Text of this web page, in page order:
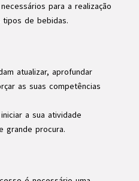
para a realização
de bebidas.
atualizar, aprofundar
as suas competências
a sua atividade
grande procura.